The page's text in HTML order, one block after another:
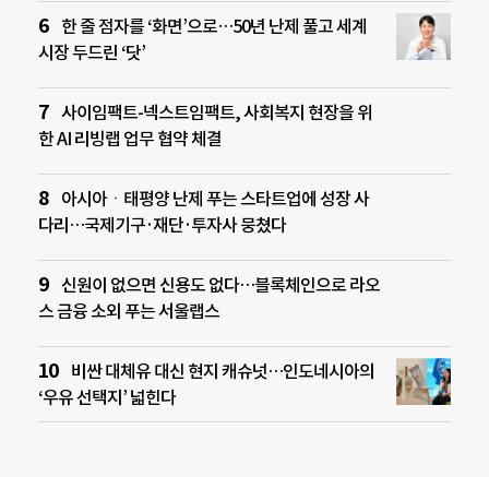
한 줄 점자를 ‘화면’으로…50년 난제 풀고 세계
시장 두드린 ‘닷’
사이임팩트-넥스트임팩트, 사회복지 현장을 위
한 AI 리빙랩 업무 협약 체결
아시아ㆍ태평양 난제 푸는 스타트업에 성장 사
다리…국제기구·재단·투자사 뭉쳤다
신원이 없으면 신용도 없다…블록체인으로 라오
스 금융 소외 푸는 서울랩스
비싼 대체유 대신 현지 캐슈넛…인도네시아의
‘우유 선택지’ 넓힌다